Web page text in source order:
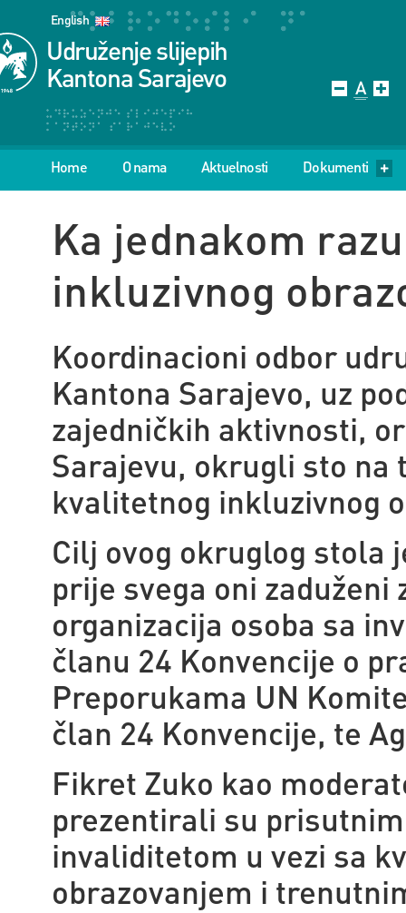
English
Udruženje slijepih
Kantona Sarajevo
Home O nama Aktuelnosti Dokumenti
Ka jednakom
inkluzivnog
Koordinacioni odbor
Kantona Sarajevo, uz
zajedničkih aktivnosti,
Sarajevu, okrugli sto na
kvalitetnog inkluzivnog
Cilj ovog okruglog stola
prije svega oni
organizacija osoba sa
članu 24 Konvencije o
Preporukama UN
član 24 Konvencije, te
Fikret Zuko kao
prezentirali su
invaliditetom u vezi sa
obrazovanjem i